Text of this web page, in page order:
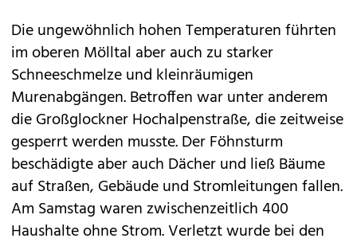
Die ungewöhnlich hohen Temperaturen führten
im oberen Mölltal aber auch zu starker
Schneeschmelze und kleinräumigen
Murenabgängen. Betroffen war unter anderem
die Großglockner Hochalpenstraße, die zeitweise
gesperrt werden musste. Der Föhnsturm
beschädigte aber auch Dächer und ließ Bäume
auf Straßen, Gebäude und Stromleitungen fallen.
Am Samstag waren zwischenzeitlich 400
Haushalte ohne Strom. Verletzt wurde bei den